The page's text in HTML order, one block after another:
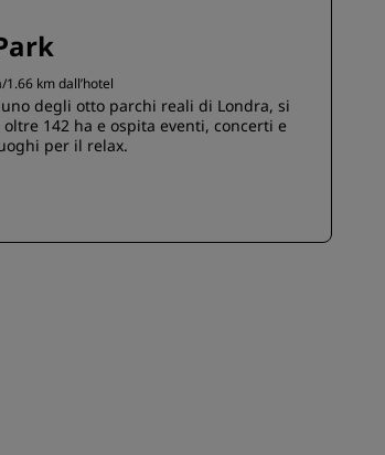
km dall’hotel
uno degli otto parchi reali di Londra, si
142 ha e ospita eventi, concerti e
per il relax.